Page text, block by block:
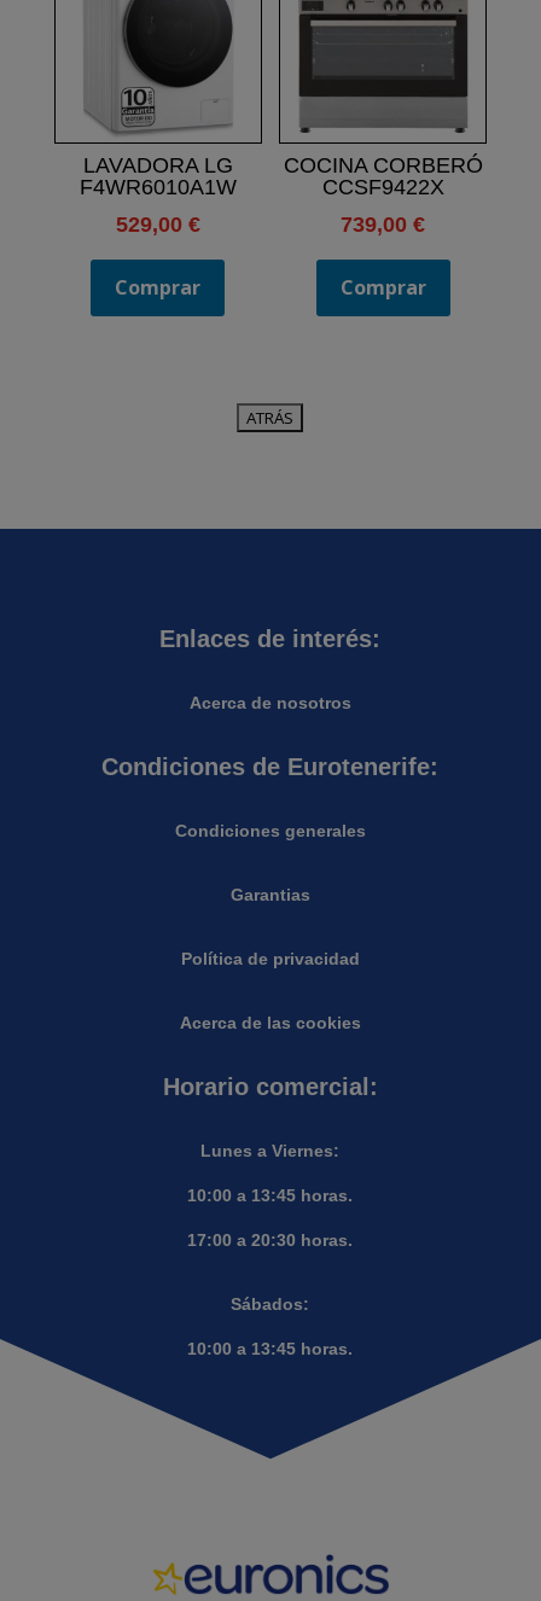
LAVADORA LG
F4WR6010A1W
529,00 €
Comprar
COCINA CORBERÓ
CCSF9422X
739,00€
Comprar
Enlaces de interés:
Acerca de nosotros
Condiciones de Eurotenerife:
Condiciones generales
Garantias
Política de privacidad
Acerca de las cookies
Horario comercial:
Lunes a Viernes:
10:00 a 13:45 horas.
17:00 a 20:30 horas.
Sábados:
10:00 a 13:45 horas.